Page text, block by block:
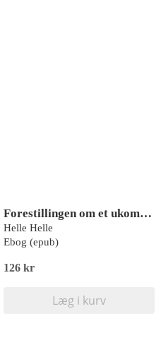
Forestillingen om et ukompliceret liv med en mand
Helle Helle
Ebog (epub)
126 kr
Læg i kurv